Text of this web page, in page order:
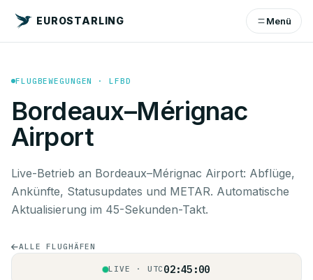
EUROSTARLING Menü
FLUGBEWEGUNGEN · LFBD
Bordeaux–Mérignac
Airport
Live-Betrieb an Bordeaux–Mérignac Airport: Abflüge,
Ankünfte, Statusupdates und METAR. Automatische
Aktualisierung im 45-Sekunden-Takt.
ALLE FLUGHÄFEN
LIVE · UTC 02:45:00